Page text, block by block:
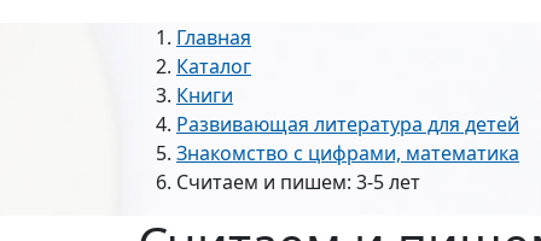
Главная
Каталог
Книги
Развивающая литература для детей
Знакомство с цифрами, математика
Считаем и пишем: 3-5 лет